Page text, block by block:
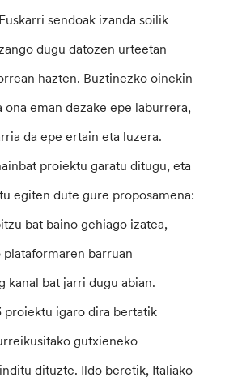
sendoak izanda soilik
dugu datozen urteetan
hazten. Buztinezko oinekin
ona eman dezake epe laburrera,
da epe ertain eta luzera.
proiektu garatu ditugu, eta
egiten dute gure proposamena:
bat baino gehiago izatea,
plataformaren barruan
kanal bat jarri dugu abian.
proiektu igaro dira bertatik
gutxieneko
dituzte. Ildo beretik, Italiako